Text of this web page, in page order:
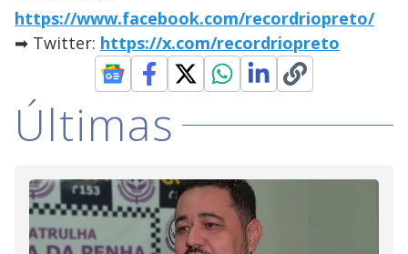
https://www.facebook.com/recordriopreto/
➡ Twitter: https://x.com/recordriopreto
Últimas